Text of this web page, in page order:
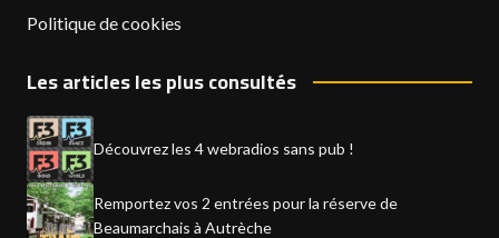
Politique de cookies
Les articles les plus consultés
Découvrez les 4 webradios sans pub !
Remportez vos 2 entrées pour la réserve de
Beaumarchais à Autrèche